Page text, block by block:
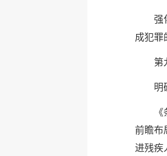
强
成犯罪
第
明
前瞻布
进残疾